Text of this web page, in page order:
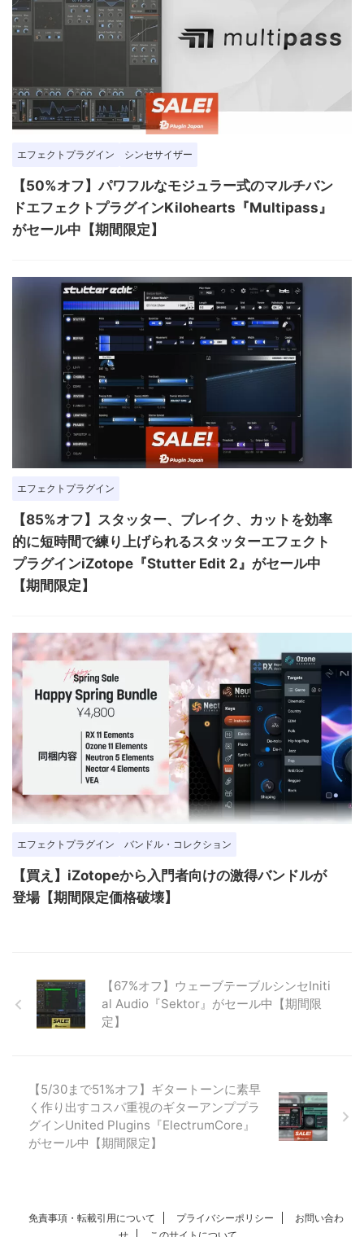
エフェクトプラグイン シンセサイザー
【50%オフ】パワフルなモジュラー式のマルチバン
ドエフェクトプラグインKilohearts『Multipass』
がセール中【期間限定】
エフェクトプラグイン
【85%オフ】スタッター、ブレイク、カットを効率
的に短時間で練り上げられるスタッターエフェクト
プラグインiZotope『Stutter Edit 2』がセール中
【期間限定】
エフェクトプラグイン バンドル・コレクション
【買え】iZotopeから入門者向けの激得バンドルが
登場【期間限定価格破壊】
【67%オフ】ウェーブテーブルシンセIniti
al Audio『Sektor』がセール中【期間限
定】
【5/30まで51%オフ】ギタートーンに素早
く作り出すコスパ重視のギターアンププラ
グインUnited Plugins『ElectrumCore』
がセール中【期間限定】
免責事項・転載引用について プライバシーポリシー
お問い合わ